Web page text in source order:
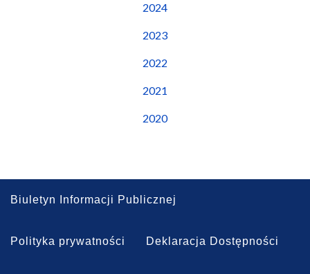
2024
2023
2022
2021
2020
Biuletyn Informacji Publicznej
Polityka prywatności Deklaracja Dostępności